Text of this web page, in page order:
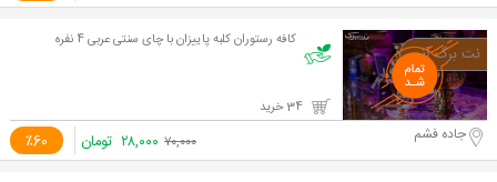
کافه رستوران کلبه پاییزان با چای سنتی عربی 4 نفره
٪60 جاده فشم ۷۰,۰۰۰ ۲۸,۰۰۰ تومان